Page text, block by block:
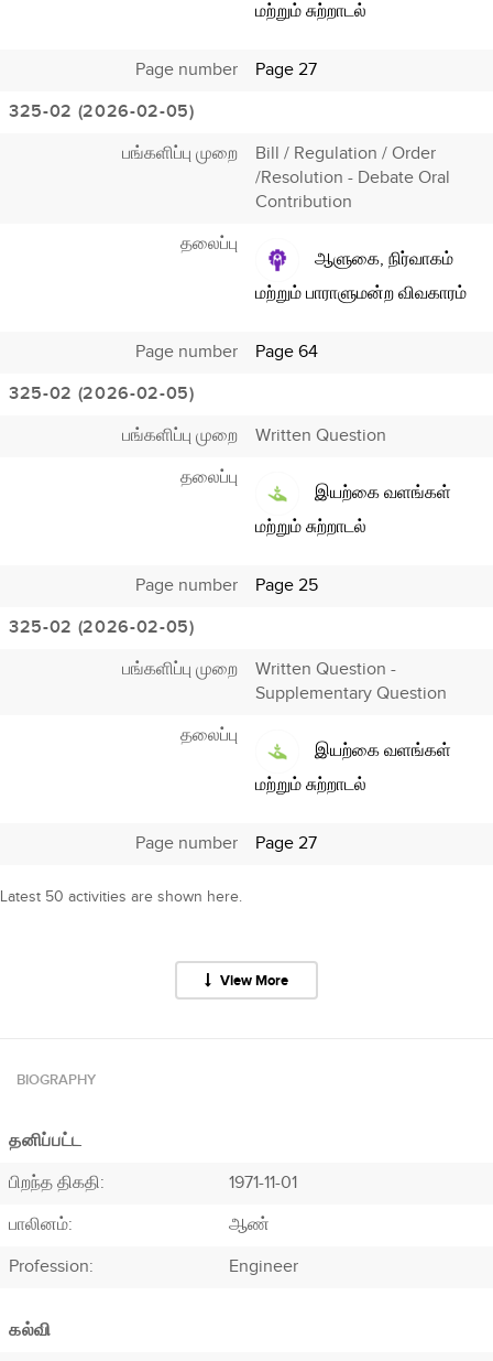
மற்றும் சுற்றாடல்
Page number
Page 27
325-02 (2026-02-05)
பங்களிப்பு முறை
Bill / Regulation / Order
/Resolution - Debate Oral
Contribution
தலைப்பு
ஆளுகை, நிர்வாகம்
மற்றும் பாராளுமன்ற விவகாரம்
Page number
Page 64
325-02 (2026-02-05)
பங்களிப்பு முறை
Written Question
தலைப்பு
இயற்கை வளங்கள்
மற்றும் சுற்றாடல்
Page number
Page 25
325-02 (2026-02-05)
பங்களிப்பு முறை
Written Question -
Supplementary Question
தலைப்பு
இயற்கை வளங்கள்
மற்றும் சுற்றாடல்
Page number Page 27
Latest 50 activities are shown here.
View More
BIOGRAPHY
தனிப்பட்ட
பிறந்த திகதி:
1971-11-01
பாலினம்:
ஆண்
Profession: Engineer
கல்வி